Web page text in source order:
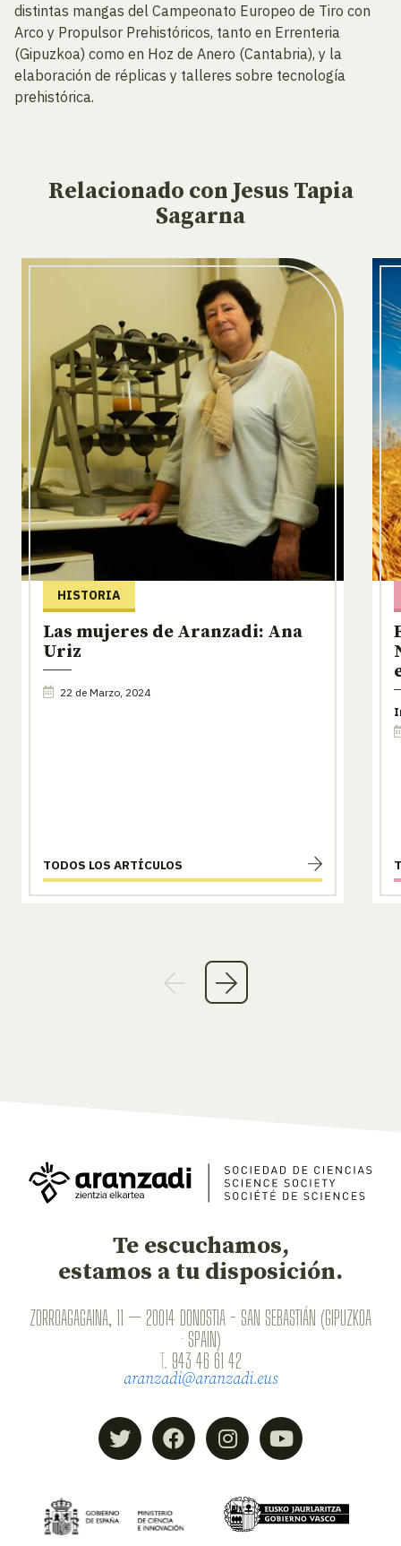
distintas mangas del Campeonato Europeo de Tiro con
Arco y Propulsor Prehistóricos, tanto en Errenteria
(Gipuzkoa) como en Hoz de Anero (Cantabria), y la
elaboración de réplicas y talleres sobre tecnología
prehistórica.
Relacionado con Jesus Tapia
Sagarna
HISTORIA
Las mujeres de Aranzadi: Ana
Uriz
22 de Marzo, 2024
TODOS LOS ARTÍCULOS
Te escuchamos,
estamos a tu disposición.
ZORROAGAGAINA, 11 — 20014 DONOSTIA - SAN SEBASTIÁN (GIPUZKOA
· SPAIN)
T. 943 46 61 42
aranzadi@aranzadi.eus